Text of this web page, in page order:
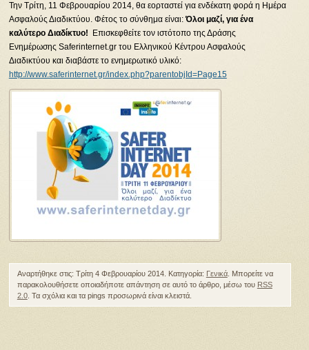
Την Τρίτη, 11 Φεβρουαρίου 2014, θα εορταστεί για ενδέκατη φορά η Ημέρα
Ασφαλούς Διαδικτύου. Φέτος το σύνθημα είναι:Όλοι μαζί, για ένα
καλύτερο Διαδίκτυο! Επισκεφθείτε τον ιστότοπο της Δράσης
Ενημέρωσης Saferinternet.gr του Ελληνικού Κέντρου Ασφαλούς
Διαδικτύου και διαβάστε το ενημερωτικό υλικό:
http://www.saferinternet.gr/index.php?parentobjId=Page15
Αναρτήθηκε στις: Τρίτη 4 Φεβρουαρίου 2014. Κατηγορία: Γενικά. Μπορείτε να
παρακολουθήσετε οποιαδήποτε απάντηση σε αυτό το άρθρο, μέσω του RSS
2.0. Τα σχόλια και τα pings προσωρινά είναι κλειστά.